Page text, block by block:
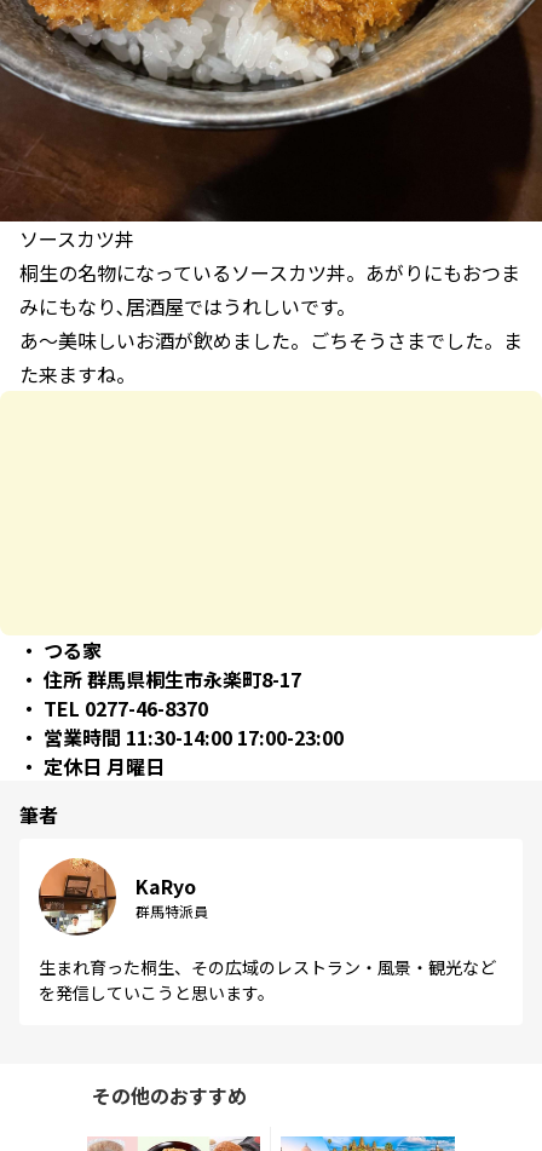
ソースカツ丼
桐生の名物になっているソースカツ丼。あがりにもおつま
みにもなり､居酒屋ではうれしいです。
あ〜美味しいお酒が飲めました。ごちそうさまでした。ま
た来ますね。
つる家
住所 群馬県桐生市永楽町8-17
TEL 0277-46-8370
営業時間 11:30-14:00 17:00-23:00
定休日 月曜日
筆者
KaRyo
群馬特派員
生まれ育った桐生、その広域のレストラン・風景・観光など
を発信していこうと思います。
その他のおすすめ